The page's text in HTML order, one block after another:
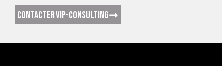
CONTACTER VIP-CONSULTING